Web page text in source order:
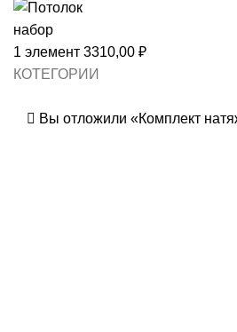
1 элемент 3310,00 ₽
КОТЕГОРИИ
Вы отложили «Комплект